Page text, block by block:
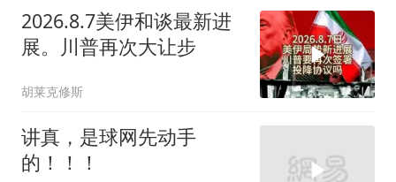
2026.8.7美伊和谈最新进
展。川普再次大让步
胡莱克修斯
讲真，是球网先动手
的！！！